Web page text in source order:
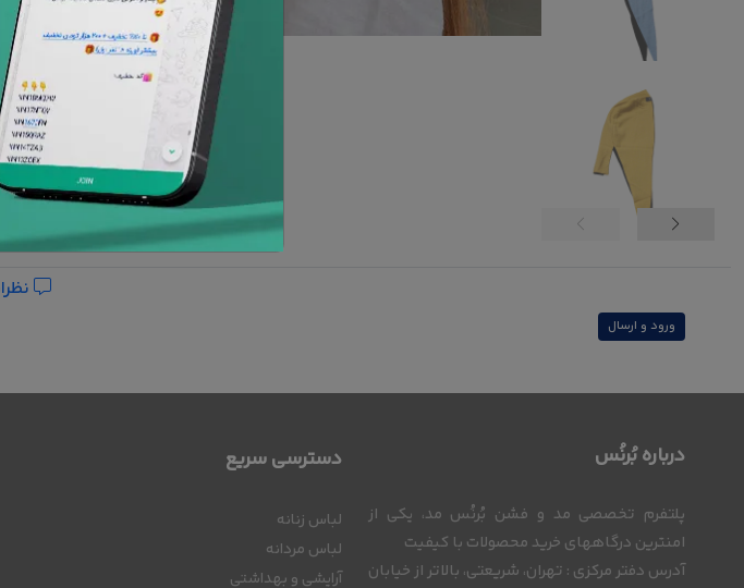
ورود و ارسال
درباره بُرنُس
پلتفرم تخصصی مد و فشن بُرنُس مد، یکی از
امنترین درگاههای خرید محصولات با کیفیت
آدرس دفتر مرکزی : تهران، شریعتی، بالاتر از خیابان
دسترسی سریع
لباس زنانه
لباس مردانه
آرایشی و بهداشتی